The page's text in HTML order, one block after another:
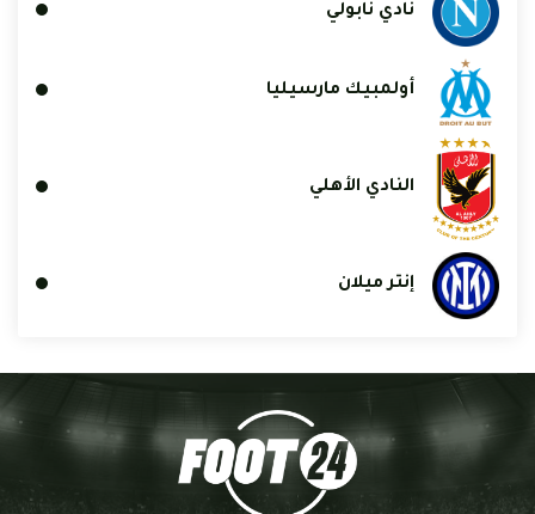
نادي نابولي
أولمبيك مارسيليا
النادي الأهلي
إنتر ميلان